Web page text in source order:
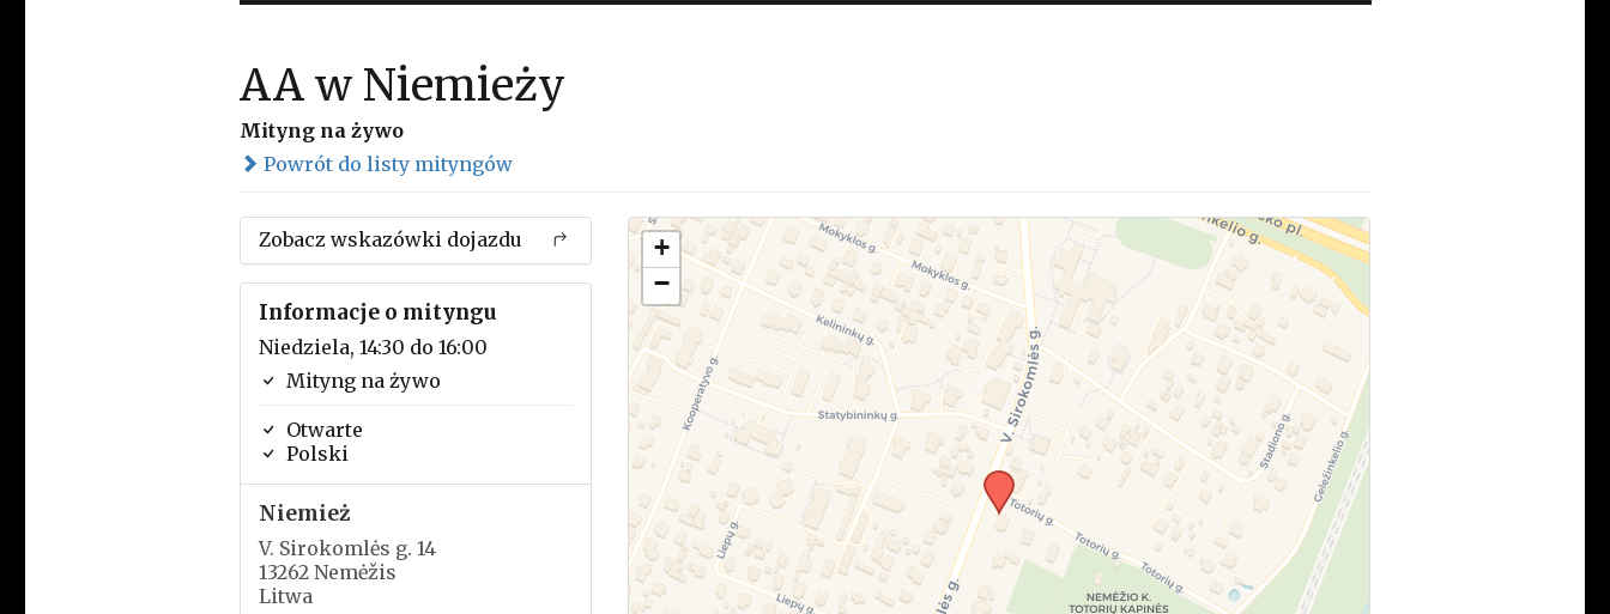
AA w Niemieży
Mityng na żywo
Powrót do listy mityngów
Zobacz wskazówki dojazdu
Informacje o mityngu
Niedziela, 14:30 do 16:00
Mityng na żywo
Otwarte
Polski
Niemież
V. Sirokomlės g. 14
13262 Nemėžis
Litwa
+
−